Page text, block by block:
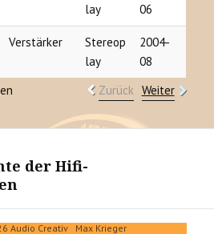
lay
06
Verstärker
Stereop
lay
2004-
08
Zurück Weiter
der Hifi-
Audio Creativ Max Krieger